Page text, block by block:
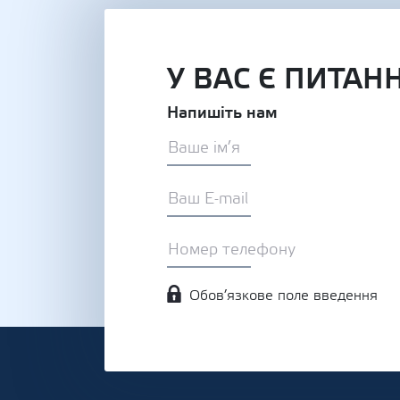
У ВАС Є
Напишіть нам
Обов’язкове поле введення